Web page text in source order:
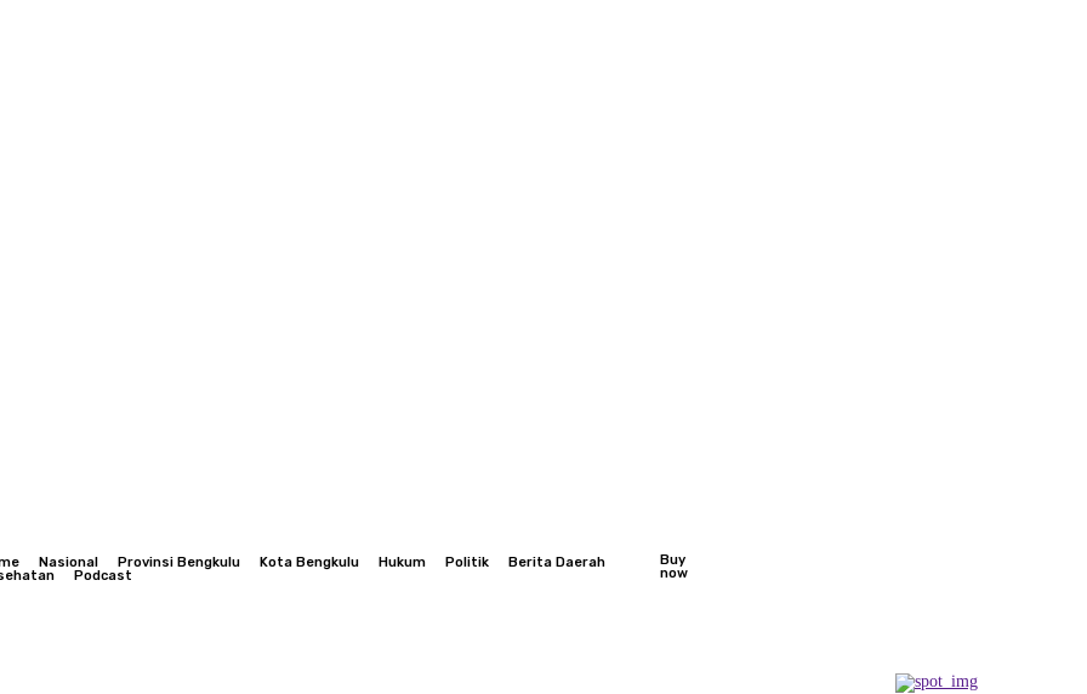
Nasional Provinsi Bengkulu Kota Bengkulu Hukum Politik
Berita Daerah
Podcast
Buy
now